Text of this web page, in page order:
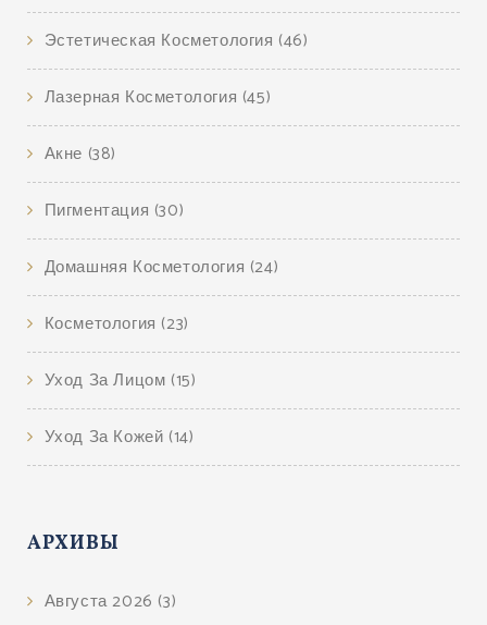
Эстетическая Косметология (46)
Лазерная Косметология (45)
Акне (38)
Пигментация (30)
Домашняя Косметология (24)
Косметология (23)
Уход За Лицом (15)
Уход За Кожей (14)
АРХИВЫ
Августа 2026 (3)